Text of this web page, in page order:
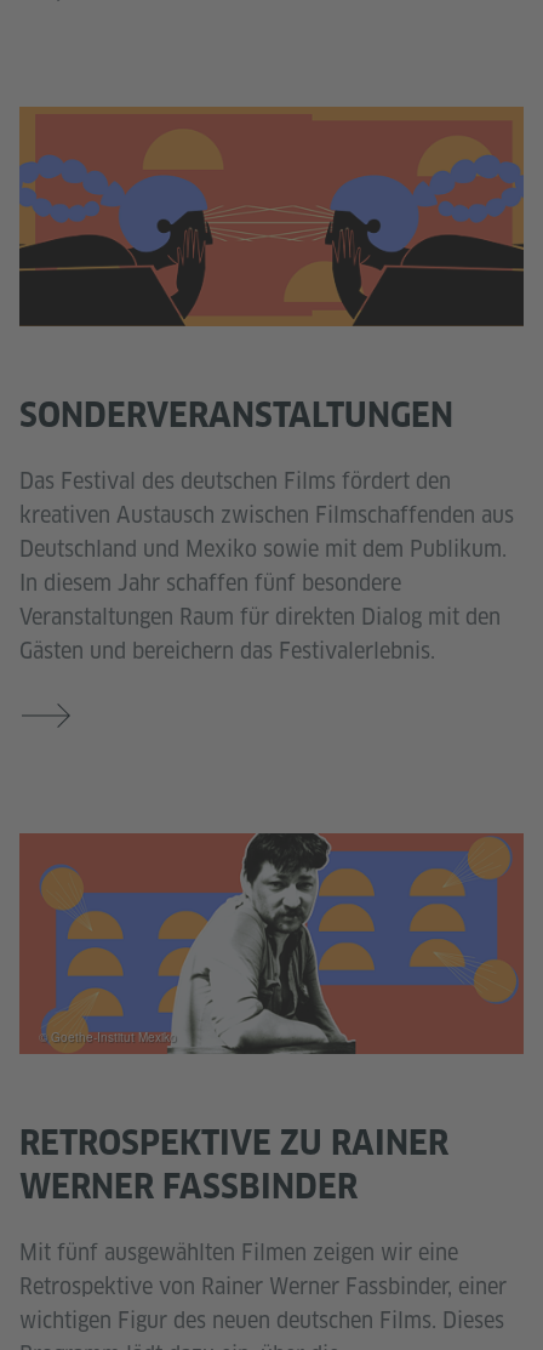
SONDERVERANSTALTUNGEN
Das Festival des deutschen Films fördert den
kreativen Austausch zwischen Filmschaffenden aus
Deutschland und Mexiko sowie mit dem Publikum.
In diesem Jahr schaffen fünf besondere
Veranstaltungen Raum für direkten Dialog mit den
Gästen und bereichern das Festivalerlebnis.
RETROSPEKTIVE ZU RAINER
WERNER FASSBINDER
Mit fünf ausgewählten Filmen zeigen wir eine
Retrospektive von Rainer Werner Fassbinder, einer
wichtigen Figur des neuen deutschen Films. Dieses
© Goethe-Institut Mexiko